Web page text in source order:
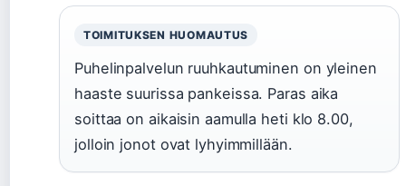
TOIMITUKSEN HUOMAUTUS
Puhelinpalvelun ruuhkautuminen on yleinen
haaste suurissa pankeissa. Paras aika
soittaa on aikaisin aamulla heti klo 8.00,
jolloin jonot ovat lyhyimmillään.